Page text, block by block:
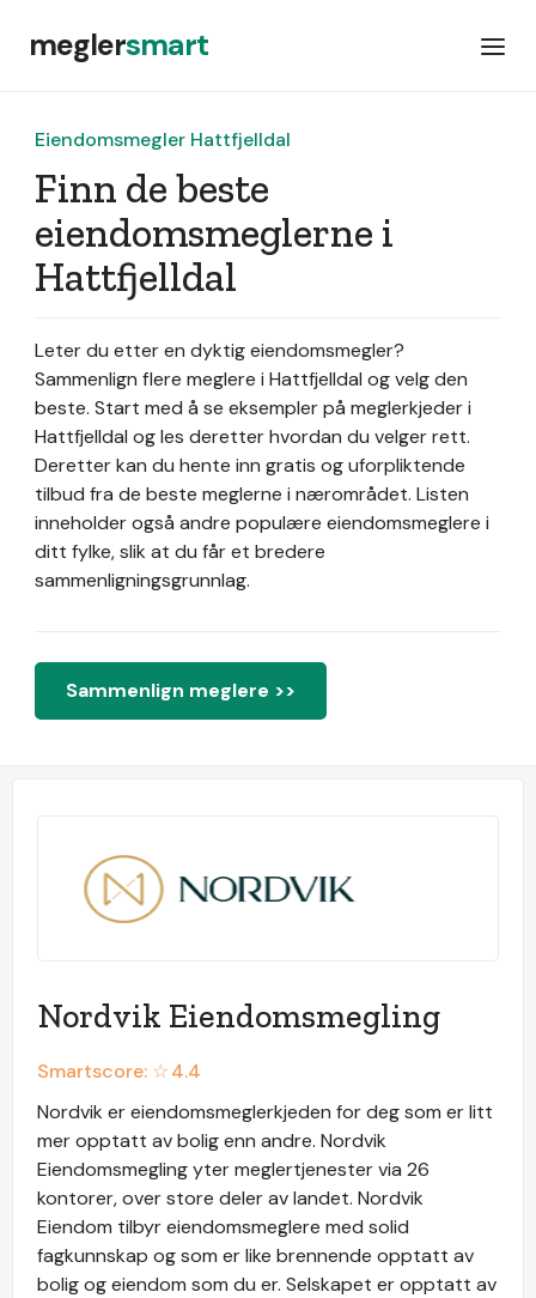
meglersmart
Eiendomsmegler Hattfjelldal
Finn de beste
eiendomsmeglerne i
Hattfjelldal
Leter du etter en dyktig eiendomsmegler?
Sammenlign flere meglere i Hattfjelldal og velg den
beste. Start med å se eksempler på meglerkjeder i
Hattfjelldal og les deretter hvordan du velger rett.
Deretter kan du hente inn gratis og uforpliktende
tilbud fra de beste meglerne i nærområdet. Listen
inneholder også andre populære eiendomsmeglere i
ditt fylke, slik at du får et bredere
sammenligningsgrunnlag.
Sammenlign meglere >>
Nordvik Eiendomsmegling
Smartscore: ☆4.4
Nordvik er eiendomsmeglerkjeden for deg som er litt
mer opptatt av bolig enn andre. Nordvik
Eiendomsmegling yter meglertjenester via 26
kontorer, over store deler av landet. Nordvik
Eiendom tilbyr eiendomsmeglere med solid
fagkunnskap og som er like brennende opptatt av
bolig og eiendom som du er. Selskapet er opptatt av